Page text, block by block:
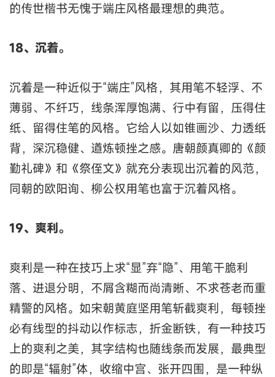
的传世楷书无愧于端庄风格最理想的典范。
18、沉着。
沉着是一种近似于“端庄”风格，其用笔不轻浮、不
薄弱、不纤巧，线条浑厚饱满、行中有留，压得住
纸、留得住笔的风格。它给人以如锥画沙、力透纸
背，深沉稳健、遒炼顿挫之感。唐朝颜真卿的《颜
勤礼碑》和《祭侄文》就充分表现出沉着的风范，
同朝的欧阳询、柳公权用笔也富于沉着风格。
19、爽利。
爽利是一种在技巧上求“显”弃“隐”、用笔干脆利
落、进退分明，不屑含糊而尚清晰、不求苍老而重
精警的风格。如宋朝黄庭坚用笔斩截爽利，每顿挫
必有线型的抖动以作标志，折金断铁，有一种技巧
上的爽利之美，其字结构也随线条而发展，最典型
的即是“辐射”体，收缩中宫、张开四围，是一种纵